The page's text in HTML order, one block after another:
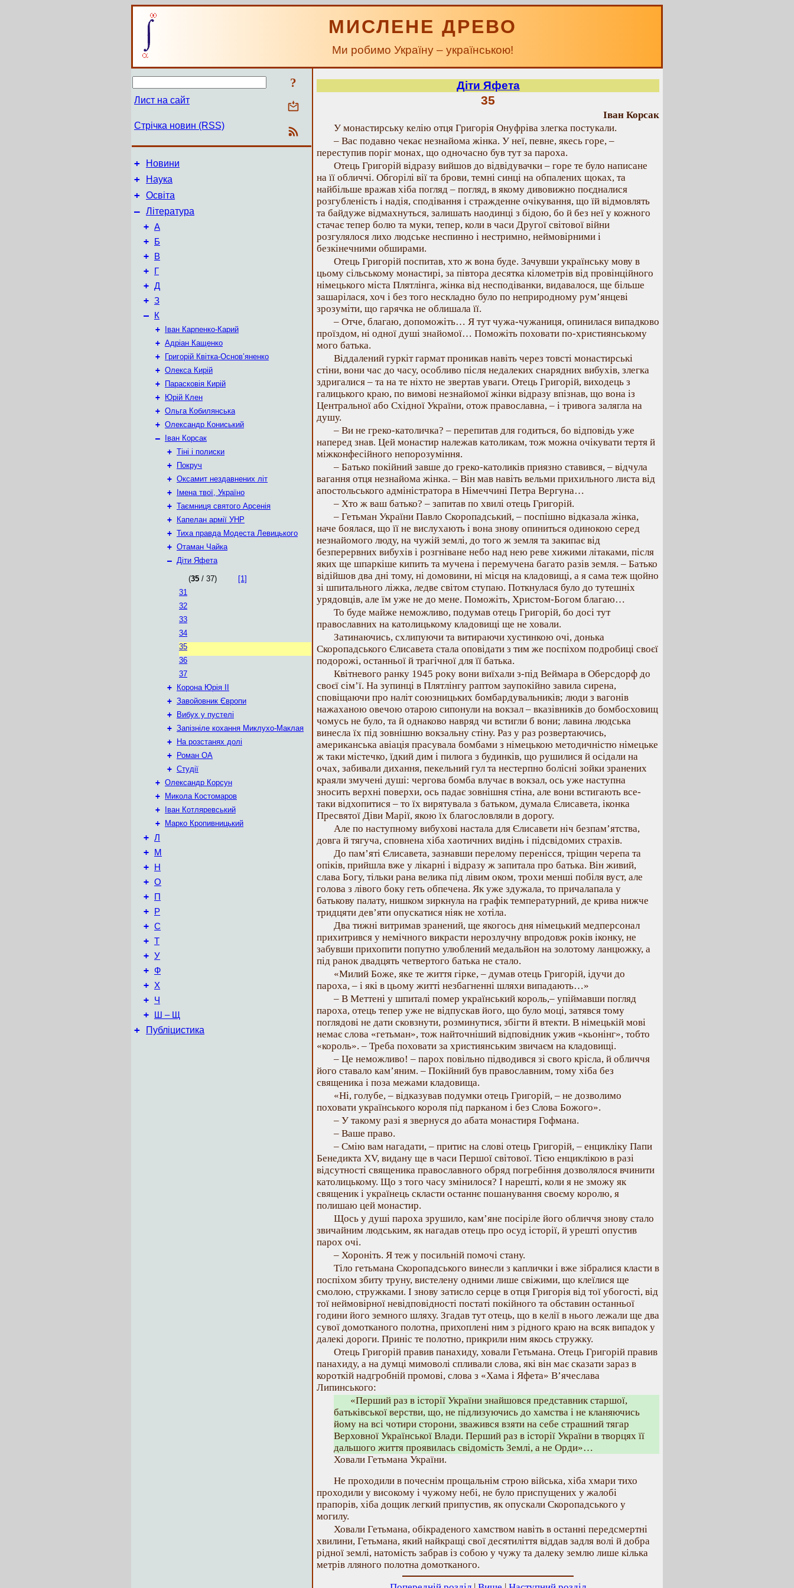
МИСЛЕНЕ ДРЕВО
Ми робимо Україну – українською!
?
Лист на сайт
Стрічка новин (RSS)
+ Новини
+ Наука
+ Освіта
– Література
+ А
+ Б
+ В
+ Г
+ Д
+ З
– К
+
Іван Карпенко-Карий
+ Адріан Кащенко
+
Григорій Квітка-Основ’яненко
+ Олекса Кирій
+
Парасковія Кирій
+
Юрій Клен
+ Ольга Кобилянська
+ Олександр Кониський
–
Іван Корсак
+ Тіні і полиски
+
Покруч
+ Оксамит нездавнених літ
+
Імена твої, Україно
+ Таємниця святого Арсенія
+
Капелан армії УНР
+ Тиха правда Модеста Левицького
+ Отаман Чайка
– Діти Яфета
(35 / 37)
[1]
31
32
33
34
35
36
37
+
Корона Юрія II
+ Завойовник Європи
+
Вибух у пустелі
+ Запізніле кохання Миклухо-Маклая
+
На розстанях долі
+
Роман ОА
+ Студії
+ Олександр Корсун
+
Микола Костомаров
+
Іван Котляревський
+
Марко Кропивницький
+ Л
+ М
+ Н
+ О
+ П
+ Р
+ С
+ Т
+ У
+ Ф
+ Х
+ Ч
+ Ш – Щ
+ Публіцистика
Діти Яфета
35
Іван Корсак
У монастирську келію отця Григорія Онуфріва злегка постукали.
– Вас подавно чекає незнайома жінка. У неї, певне, якесь горе, –
переступив поріг монах, що одночасно був тут за пароха.
Отець Григорій відразу вийшов до відвідувачки – горе те було написане
на її обличчі. Обгорілі вії та брови, темні синці на обпалених щоках, та
найбільше вражав хіба погляд – погляд, в якому дивовижно поєдналися
розгубленість і надія, сподівання і стражденне очікування, що їй відмовлять
та байдуже відмахнуться, залишать наодинці з бідою, бо й без неї у кожного
стачає тепер болю та муки, тепер, коли в часи Другої світової війни
розгулялося лихо людське неспинно і нестримно, неймовірними і
безкінечними обширами.
Отець Григорій поспитав, хто ж вона буде. Зачувши українську мову в
цьому сільському монастирі, за півтора десятка кілометрів від провінційного
німецького міста Плятлінга, жінка від несподіванки, видавалося, ще більше
зашарілася, хоч і без того нескладно було по неприродному рум’янцеві
зрозуміти, що гарячка не облишала її.
– Отче, благаю, допоможіть… Я тут чужа-чужаниця, опинилася випадково
проїздом, ні одної душі знайомої… Поможіть поховати по-християнському
мого батька.
Віддалений гуркіт гармат проникав навіть через товсті монастирські
стіни, вони час до часу, особливо після недалеких снарядних вибухів, злегка
здригалися – та на те ніхто не звертав уваги. Отець Григорій, виходець з
галицького краю, по вимові незнайомої жінки відразу впізнав, що вона із
Центральної або Східної України, отож православна, – і тривога залягла на
душу.
– Ви не греко-католичка? – перепитав для годиться, бо відповідь уже
наперед знав. Цей монастир належав католикам, тож можна очікувати тертя й
міжконфесійного непорозуміння.
– Батько покійний завше до греко-католиків приязно ставився, – відчула
вагання отця незнайома жінка. – Він мав навіть вельми прихильного листа від
апостольського адміністратора в Німеччині Петра Вергуна…
– Хто ж ваш батько? – запитав по хвилі отець Григорій.
– Гетьман України Павло Скоропадський, – поспішно відказала жінка,
наче боялася, що її не вислухають і вона знову опиниться одинокою серед
незнайомого люду, на чужій землі, до того ж земля та закипає від
безперервних вибухів і розгніване небо над нею реве хижими літаками, після
яких ще шпаркіше кипить та мучена і перемучена багато разів земля. – Батько
відійшов два дні тому, ні домовини, ні місця на кладовищі, а я сама теж щойно
зі шпитального ліжка, ледве світом ступаю. Поткнулася було до тутешніх
урядовців, але їм уже не до мене. Поможіть, Христом-Богом благаю…
То буде майже неможливо, подумав отець Григорій, бо досі тут
православних на католицькому кладовищі ще не ховали.
Затинаючись, схлипуючи та витираючи хустинкою очі, донька
Скоропадського Єлисавета стала оповідати з тим же поспіхом подробиці своєї
подорожі, останньої й трагічної для її батька.
Квітневого ранку 1945 року вони виїхали з-під Веймара в Оберсдорф до
своєї сім’ї. На зупинці в Плятлінгу раптом заупокійно завила сирена,
сповіщаючи про наліт союзницьких бомбардувальників; люди з вагонів
нажаханою овечою отарою сипонули на вокзал – вказівників до бомбосховищ
чомусь не було, та й однаково навряд чи встигли б вони; лавина людська
винесла їх під зовнішню вокзальну стіну. Раз у раз розвертаючись,
американська авіація прасувала бомбами з німецькою методичністю німецьке
ж таки містечко, їдкий дим і пилюга з будинків, що рушилися й осідали на
очах, забивали дихання, пекельний гул та нестерпно болісні зойки зранених
краяли змучені душі: чергова бомба влучає в вокзал, ось уже наступна
зносить верхні поверхи, ось падає зовнішня стіна, але вони встигають все-
таки відхопитися – то їх вирятувала з батьком, думала Єлисавета, іконка
Пресвятої Діви Марії, якою їх благословляли в дорогу.
Але по наступному вибухові настала для Єлисавети ніч безпам’ятства,
довга й тягуча, сповнена хіба хаотичних видінь і підсвідомих страхів.
До пам’яті Єлисавета, зазнавши перелому перенісся, тріщин черепа та
опіків, прийшла вже у лікарні і відразу ж запитала про батька. Він живий,
слава Богу, тільки рана велика під лівим оком, трохи менші побіля вуст, але
голова з лівого боку геть обпечена. Як уже здужала, то причалапала у
батькову палату, нишком зиркнула на графік температурний, де крива нижче
тридцяти дев’яти опускатися ніяк не хотіла.
Два тижні витримав зранений, ще якогось дня німецький медперсонал
прихитрився у немічного викрасти нерозлучну впродовж років іконку, не
забувши прихопити попутно улюблений медальйон на золотому ланцюжку, а
під ранок двадцять четвертого батька не стало.
«Милий Боже, яке те життя гірке, – думав отець Григорій, ідучи до
пароха, – і які в цьому житті незбагненні шляхи випадають…»
– В Меттені у шпиталі помер український король,– упіймавши погляд
пароха, отець тепер уже не відпускав його, що було моці, затявся тому
поглядові не дати сковзнути, розминутися, збігти й втекти. В німецькій мові
немає слова «гетьман», тож найточніший відповідник ужив «кьонінг», тобто
«король». – Треба поховати за християнським звичаєм на кладовищі.
– Це неможливо! – парох повільно підводився зі свого крісла, й обличчя
його ставало кам’яним. – Покійний був православним, тому хіба без
священика і поза межами кладовища.
«Ні, голубе, – відказував подумки отець Григорій, – не дозволимо
поховати українського короля під парканом і без Слова Божого».
– У такому разі я звернуся до абата монастиря Гофмана.
– Ваше право.
– Смію вам нагадати, – притис на слові отець Григорій, – енцикліку Папи
Бенедикта XV, видану ще в часи Першої світової. Тією енциклікою в разі
відсутності священика православного обряд погребіння дозволялося вчинити
католицькому. Що з того часу змінилося? І нарешті, коли я не зможу як
священик і українець скласти останнє пошанування своєму королю, я
полишаю цей монастир.
Щось у душі пароха зрушило, кам’яне посіріле його обличчя знову стало
звичайним людським, як нагадав отець про осуд історії, й урешті опустив
парох очі.
– Хороніть. Я теж у посильній помочі стану.
Тіло гетьмана Скоропадського винесли з каплички і вже зібралися класти в
поспіхом збиту труну, вистелену одними лише свіжими, що клеїлися ще
смолою, стружками. І знову затисло серце в отця Григорія від тої убогості, від
тої неймовірної невідповідності постаті покійного та обставин останньої
години його земного шляху. Згадав тут отець, що в келії в нього лежали ще два
сувої домотканого полотна, прихоплені ним з рідного краю на всяк випадок у
далекі дороги. Приніс те полотно, прикрили ним якось стружку.
Отець Григорій правив панахиду, ховали Гетьмана. Отець Григорій правив
панахиду, а на думці мимоволі спливали слова, які він має сказати зараз в
короткій надгробній промові, слова з «Хама і Яфета» В’ячеслава
Липинського:
«Перший раз в історії України знайшовся представник старшої,
батьківської верстви, що, не підлизуючись до хамства і не кланяючись
йому на всі чотири сторони, зважився взяти на себе страшний тягар
Верховної Української Влади. Перший раз в історії України в творцях її
дальшого життя проявилась свідомість Землі, а не Орди»…
Ховали Гетьмана України.
Не проходили в почеснім прощальнім строю війська, хіба хмари тихо
проходили у високому і чужому небі, не було приспущених у жалобі
прапорів, хіба дощик легкий припустив, як опускали Скоропадського у
могилу.
Ховали Гетьмана, обікраденого хамством навіть в останні передсмертні
хвилини, Гетьмана, який найкращі свої десятиліття віддав задля волі й добра
рідної землі, натомість забрав із собою у чужу та далеку землю лише кілька
метрів лляного полотна домотканого.